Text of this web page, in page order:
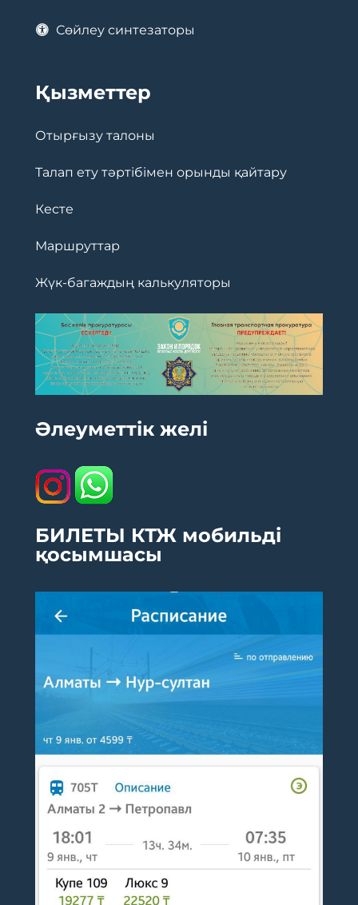
Сөйлеу синтезаторы
Қызметтер
Отырғызу талоны
Талап ету тәртібімен орынды қайтару
Кесте
Маршруттар
Жүк-багаждың калькуляторы
Әлеуметтік желі
БИЛЕТЫ КТЖ мобильді
қосымшасы